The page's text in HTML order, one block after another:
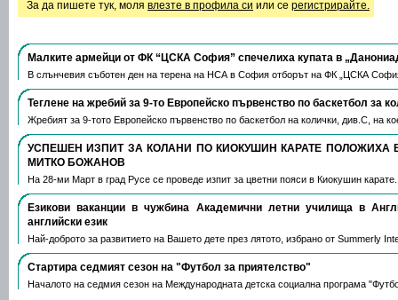
За да пишете тук, моля влезте в профила си или се регистрирайте.
Малките армейци от ФК “ЦСКА София” спечелиха купата в
В слънчевия съботен ден на терена на НСА в София отборът на ФК „ЦСКА
Теглене на жребий за 9-то Европейско първенство по баскетбол за
Жребият за 9-тото Европейско първенство по баскетбол на колички, див.С, на
УСПЕШЕН ИЗПИТ ЗА КОЛАНИ ПО КИОКУШИН КАРАТЕ ПОЛОЖИХА
МИТКО БОЖАНОВ
На 28-ми Март в град Русе се проведе изпит за цветни пояси в Киокушин
Езикови ваканции​ в чужбина Академични летни училища в
английски език
Най-доброто за развитието на Вашето дете през лятото, избрано от Summerly
Стартира седмият сезон на "Футбол за приятелство"
Началото на седмия сезон на Международната детска социална програма